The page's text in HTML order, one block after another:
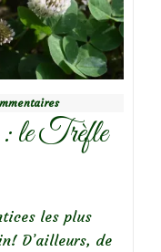
: le Trèfle
les plus
D’ailleurs, de